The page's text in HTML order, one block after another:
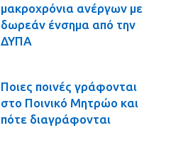
μακροχρόνια ανέργων με
δωρεάν ένσημα από την
ΔΥΠΑ
Ποιες ποινές γράφονται
στο Ποινικό Μητρώο και
πότε διαγράφονται